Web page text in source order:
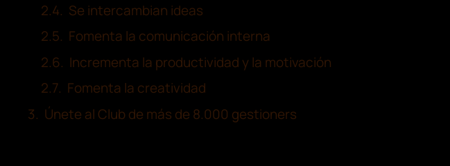
Se intercambian ideas
Fomenta la comunicación interna
Incrementa la productividad y la motivación
Fomenta la creatividad
Únete al Club de más de 8.000 gestioners